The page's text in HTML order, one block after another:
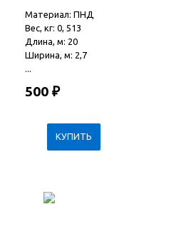
Материал: ПНД
Вес, кг: 0, 513
Длина, м: 20
Ширина, м: 2,7
...
500 ₽